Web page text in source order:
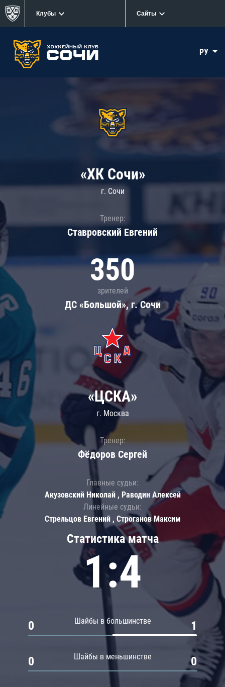
Клубы Сайты
РУ
«ХК Сочи»
г. Сочи
Тренер:
Ставровский Евгений
350
зрителей
ДС «Большой», г. Сочи
Статистика матча
1:4
Шайбы в большинстве
0 1
Шайбы в меньшинстве
0 0
«ЦСКА»
г. Москва
Тренер:
Фёдоров Сергей
Главные судьи:
Акузовский Николай , Раводин Алексей
Линейные судьи:
Стрельцов Евгений , Строганов Максим